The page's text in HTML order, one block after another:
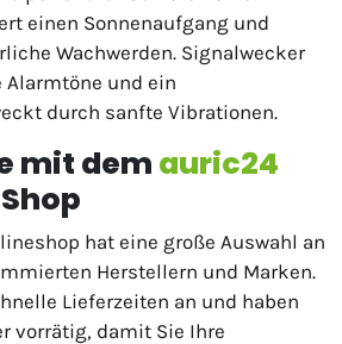
einen Sonnenaufgang und
Wachwerden. Signalwecker
und ein
durch sanfte Vibrationen.
mit dem auric24
hat eine große Auswahl an
Herstellern und Marken.
Lieferzeiten an und haben
vorrätig, damit Sie Ihre